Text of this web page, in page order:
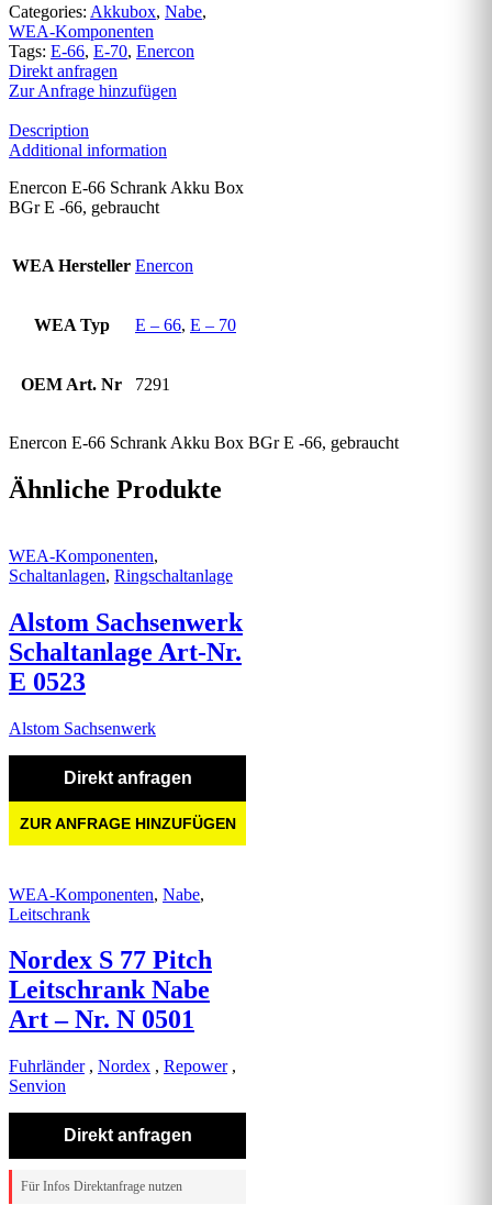
Categories: Akkubox, Nabe,
WEA-Komponenten
Tags: E-66, E-70, Enercon
Direkt anfragen
Zur Anfrage hinzufügen
Description
Additional information
Enercon E-66 Schrank Akku Box
BGr E -66, gebraucht
WEA Hersteller Enercon
WEA Typ E – 66, E – 70
OEM Art. Nr 7291
Enercon E-66 Schrank Akku Box BGr E -66, gebraucht
Ähnliche Produkte
WEA-Komponenten,
Schaltanlagen, Ringschaltanlage
Alstom Sachsenwerk
Schaltanlage Art-Nr.
E 0523
Alstom Sachsenwerk
Direkt anfragen
ZUR ANFRAGE HINZUFÜGEN
WEA-Komponenten, Nabe,
Leitschrank
Nordex S 77 Pitch
Leitschrank Nabe
Art – Nr. N 0501
Fuhrländer, Nordex , Repower,
Senvion
Direkt anfragen
Für Infos Direktanfrage nutzen